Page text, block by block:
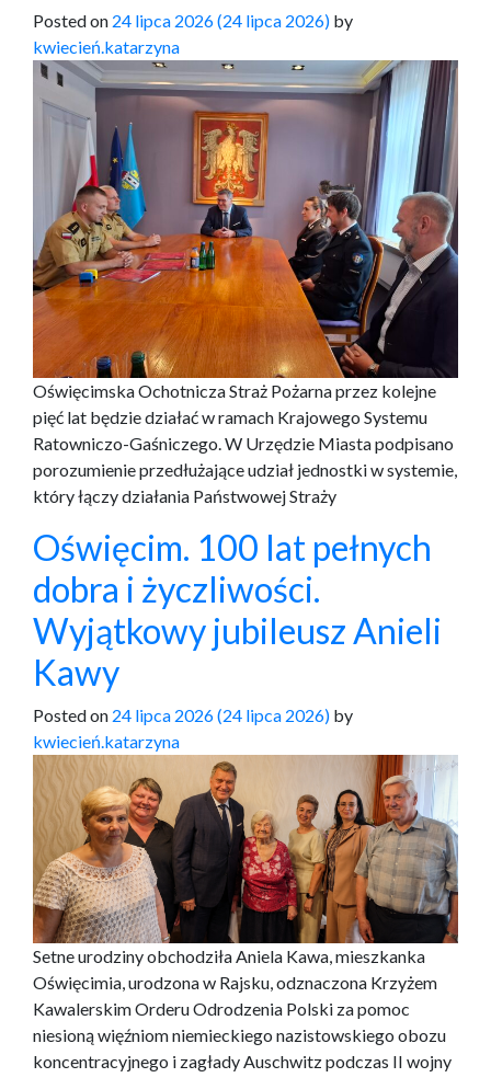
Posted on 24 lipca 2026(24 lipca 2026) by
kwiecień.katarzyna
Oświęcimska Ochotnicza Straż Pożarna przez kolejne
pięć lat będzie działać w ramach Krajowego Systemu
Ratowniczo-Gaśniczego. W Urzędzie Miasta podpisano
porozumienie przedłużające udział jednostki w systemie,
który łączy działania Państwowej Straży
Oświęcim. 100 lat pełnych
dobra i życzliwości.
Wyjątkowy jubileusz Anieli
Kawy
Posted on 24 lipca 2026(24 lipca 2026) by
kwiecień.katarzyna
Setne urodziny obchodziła Aniela Kawa, mieszkanka
Oświęcimia, urodzona w Rajsku, odznaczona Krzyżem
Kawalerskim Orderu Odrodzenia Polski za pomoc
niesioną więźniom niemieckiego nazistowskiego obozu
koncentracyjnego i zagłady Auschwitz podczas II wojny